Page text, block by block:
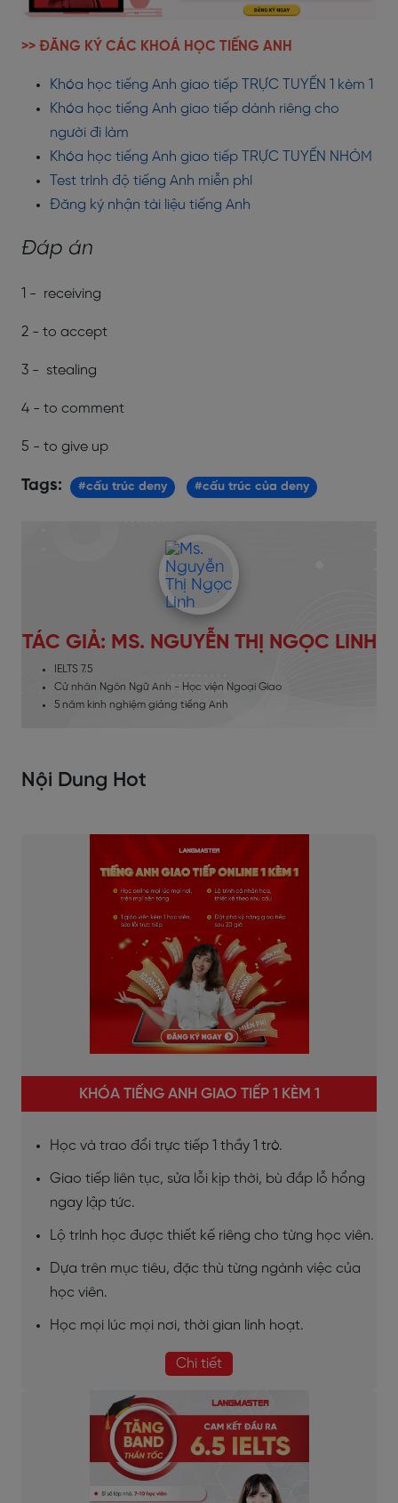
>> ĐĂNG KÝ CÁC KHOÁ HỌC TIẾNG ANH
Khóa học tiếng Anh giao tiếp TRỰC TUYẾN 1 kèm 1
Khóa học tiếng Anh giao tiếp dành riêng cho
người đi làm
Khóa học tiếng Anh giao tiếp TRỰC TUYẾN NHÓM
Test trình độ tiếng Anh miễn phí
Đăng ký nhận tài liệu tiếng Anh
Đáp án
1 - receiving
2 - to accept
3 - stealing
4 - to comment
5 - to give up
Tags: #cấu trúc deny #cấu trúc của deny
TÁC GIẢ: MS. NGUYỄN THỊ NGỌC LINH
IELTS 7.5
Cử nhân Ngôn Ngữ Anh - Học viện Ngoại Giao
5 năm kinh nghiệm giảng tiếng Anh
Nội Dung Hot
KHÓA TIẾNG ANH GIAO TIẾP 1 KÈM 1
Học và trao đổi trực tiếp 1 thầy 1 trò.
Giao tiếp liên tục, sửa lỗi kịp thời, bù đắp lỗ hổng
ngay lập tức.
Lộ trình học được thiết kế riêng cho từng học viên.
Dựa trên mục tiêu, đặc thù từng ngành việc của
học viên.
Học mọi lúc mọi nơi, thời gian linh hoạt.
Chi tiết